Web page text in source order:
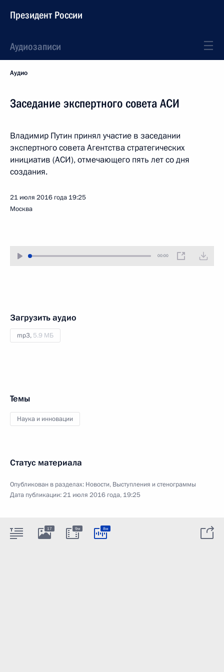
Президент России
Аудиозаписи
Аудио
Заседание экспертного совета АСИ
Владимир Путин принял участие в заседании
экспертного совета Агентства стратегических
инициатив (АСИ), отмечающего пять лет со дня
создания.
21 июля 2016 года 19:25
Москва
00:00
Загрузить аудио
mp3, 5.9 МБ
Темы
Наука и инновации
Статус материала
Опубликован в разделах: Новости, Выступления и стенограммы
Дата публикации:21 июля 2016 года, 19:25
17 9м 8м